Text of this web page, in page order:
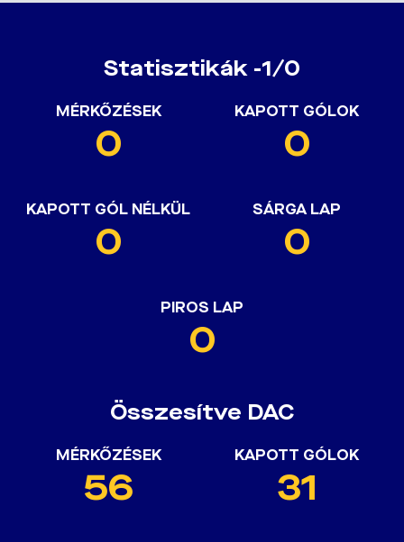
Statisztikák -1/0
MÉRKŐZÉSEK
0
KAPOTT GÓLOK
0
KAPOTT GÓL NÉLKÜL
0
SÁRGA LAP
0
PIROS LAP
0
Összesítve DAC
MÉRKŐZÉSEK
56
KAPOTT GÓLOK
31